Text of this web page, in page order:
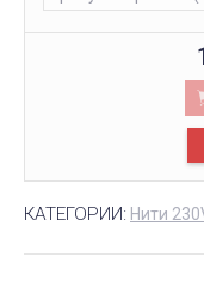
КАТЕГОРИИ: Нити